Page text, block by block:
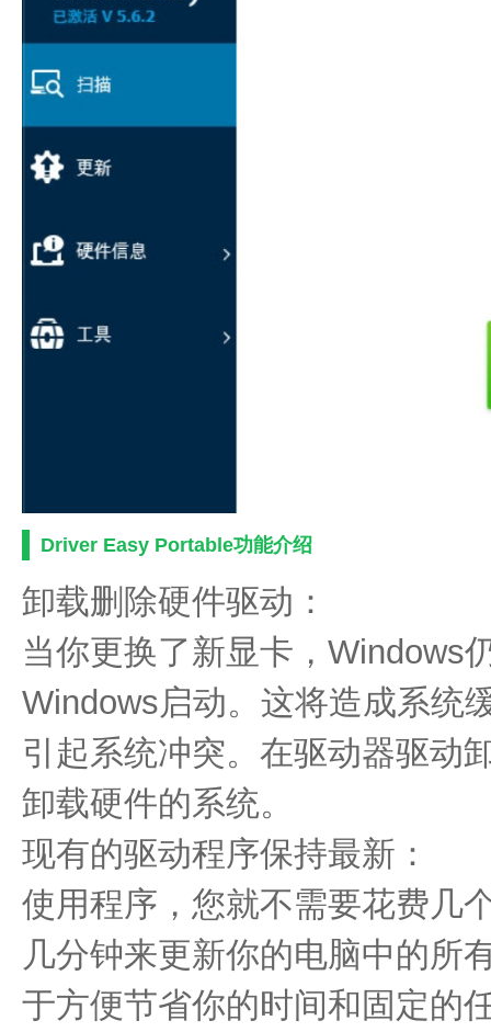
Driver Easy Portable功能介绍
卸载删除硬件驱动：
当你更换了新显卡，Windows
Windows启动。这将造成系统
引起系统冲突。在驱动器驱动
卸载硬件的系统。
现有的驱动程序保持最新：
使用程序，您就不需要花费几
几分钟来更新你的电脑中的所
于方便节省你的时间和固定的